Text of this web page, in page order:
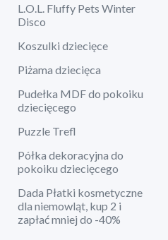
L.O.L. Fluffy Pets Winter
Disco
Koszulki dziecięce
Piżama dziecięca
Pudełka MDF do pokoiku
dziecięcego
Puzzle Trefl
Półka dekoracyjna do
pokoiku dziecięcego
Dada Płatki kosmetyczne
dla niemowląt, kup 2 i
zapłać mniej do -40%